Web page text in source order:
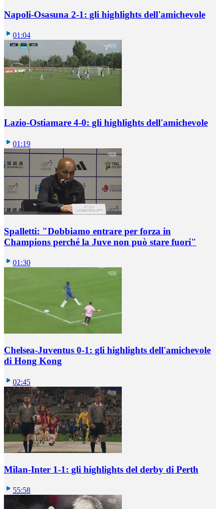
Napoli-Osasuna 2-1: gli highlights dell'amichevole
01:04
Lazio-Ostiamare 4-0: gli highlights dell'amichevole
01:19
Spalletti: "Dobbiamo entrare per forza in
Champions perché la Juve non può stare fuori"
01:30
Chelsea-Juventus 0-1: gli highlights dell'amichevole
di Hong Kong
02:45
Milan-Inter 1-1: gli highlights del derby di Perth
55:58